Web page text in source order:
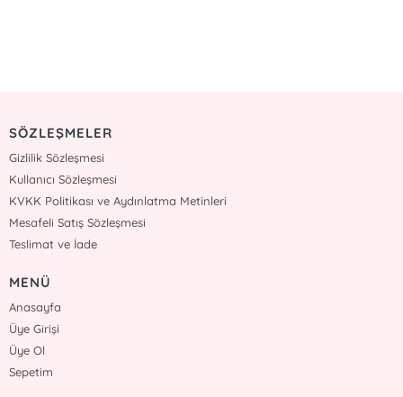
SÖZLEŞMELER
Gizlilik Sözleşmesi
Kullanıcı Sözleşmesi
KVKK Politikası ve Aydınlatma Metinleri
Mesafeli Satış Sözleşmesi
Teslimat ve İade
MENÜ
Anasayfa
Üye Girişi
Üye Ol
Sepetim